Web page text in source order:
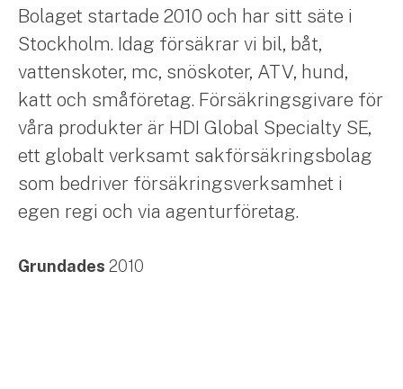
Bolaget startade 2010 och har sitt säte i
Stockholm. Idag försäkrar vi bil, båt,
vattenskoter, mc, snöskoter, ATV, hund,
katt och småföretag. Försäkringsgivare för
våra produkter är HDI Global Specialty SE,
ett globalt verksamt sakförsäkringsbolag
som bedriver försäkringsverksamhet i
egen regi och via agenturföretag.
Grundades 2010